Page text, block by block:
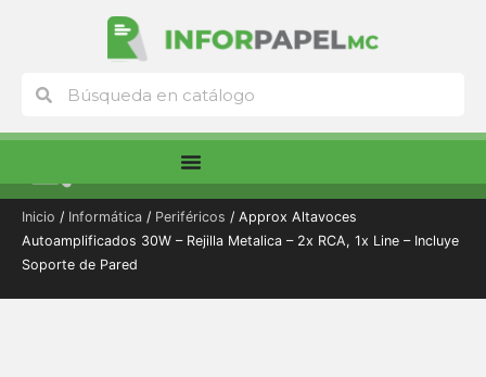
Buscar
Inicio / Informática / Periféricos / Approx Altavoces
Autoamplificados 30W – Rejilla Metalica – 2x RCA, 1x Line – Incluye
Soporte de Pared